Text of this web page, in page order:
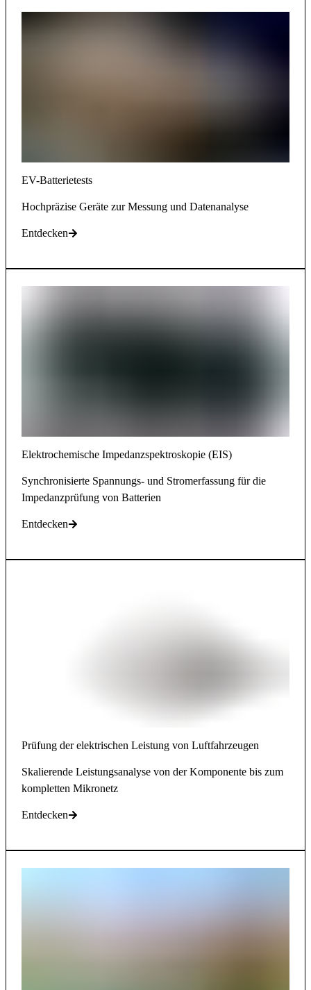
EV-Batterietests
Hochpräzise Geräte zur Messung und Datenanalyse
Entdecken
Elektrochemische Impedanzspektroskopie (EIS)
Synchronisierte Spannungs- und Stromerfassung für die
Impedanzprüfung von Batterien
Entdecken
Prüfung der elektrischen Leistung von Luftfahrzeugen
Skalierende Leistungsanalyse von der Komponente bis zum
kompletten Mikronetz
Entdecken